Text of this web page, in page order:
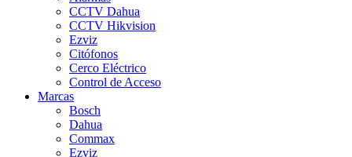
CCTV Dahua
CCTV Hikvision
Ezviz
Citófonos
Cerco Eléctrico
Control de Acceso
Marcas
Bosch
Dahua
Commax
Ezviz